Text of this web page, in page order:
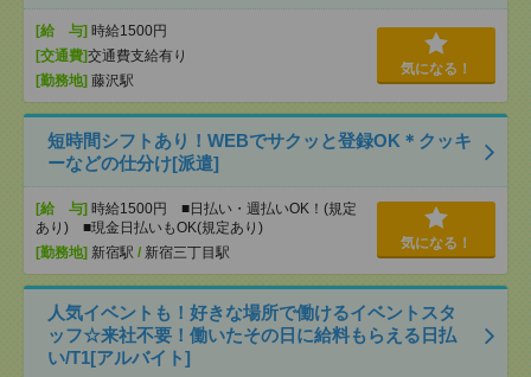
[給 与] 時給1500円
[交通費]交通費支給有り
[勤務地] 藤沢駅
気になる！
短時間シフトあり！WEBでサクッと登録OK＊クッキ
ーなどの仕分け[派遣]
[給 与] 時給1500円 ■日払い・週払いOK！(規定
あり) ■現金日払いもOK(規定あり)
[勤務地] 新宿駅 / 新宿三丁目駅
気になる！
人気イベントも！好きな場所で働けるイベントスタ
ッフ☆来社不要！働いたその日に給料もらえる日払
い/T1[アルバイト]